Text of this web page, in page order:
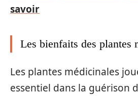
savoir
Les bienfaits des plantes
Les plantes médicinales
essentiel dans la guérison